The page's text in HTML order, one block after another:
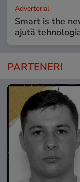
Advertorial
Smart is the
ajută
PARTENERI